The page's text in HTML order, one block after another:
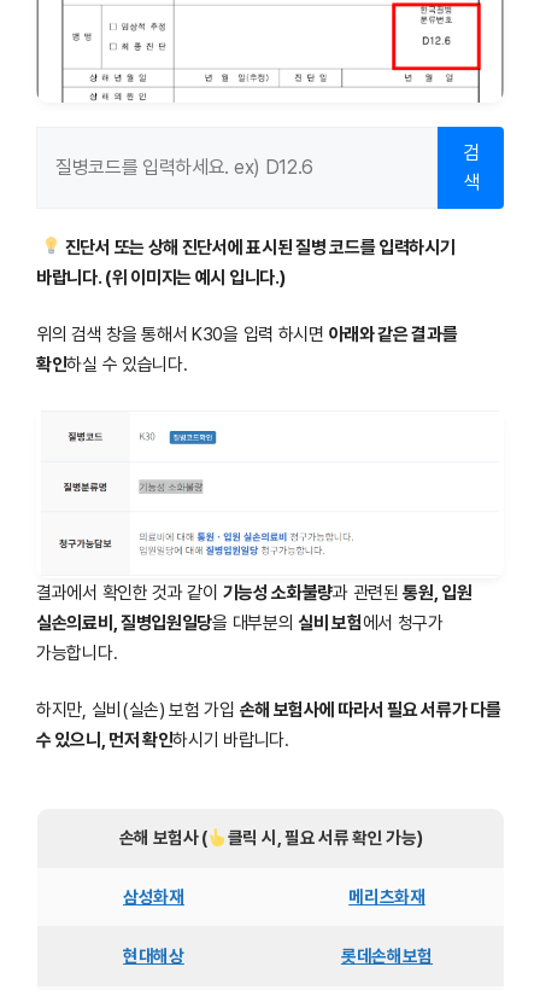
검
색
진단서 또는 상해 진단서에 표시된 질병 코드를 입력하시기
바랍니다. (위 이미지는 예시 입니다.)
위의 검색 창을 통해서 K30을 입력 하시면 아래와 같은 결과를
확인하실 수 있습니다.
결과에서 확인한 것과 같이 기능성 소화불량과 관련된통원, 입원
실손의료비, 질병입원일당을 대부분의 실비 보험에서 청구가
가능합니다.
하지만, 실비(실손) 보험 가입 손해 보험사에 따라서 필요 서류가 다를
수 있으니, 먼저 확인하시기 바랍니다.
손해 보험사 ( 클릭 시, 필요 서류 확인 가능)
삼성화재 메리츠화재
현대해상 롯데손해보험